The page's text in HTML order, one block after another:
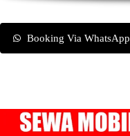
Booking Via WhatsApp